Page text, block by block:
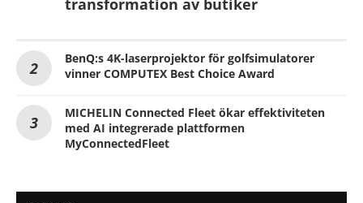
BenQ:s 4K-laserprojektor för golfsimulatorer
vinner COMPUTEX Best Choice Award
MICHELIN Connected Fleet ökar effektiviteten
med AI integrerade plattformen
MyConnectedFleet